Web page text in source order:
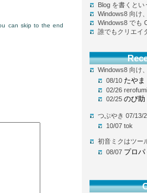
can skip to the end
Blog を書くとい
Windows8 向け
Windows8 でも
誰でもクリエイ
Windows8 向け
08/10 たやま
02/26 rerofumi
02/25 のび助
つぶやき 07/13/
10/07 tok
初音ミクはツー
08/07 プロパ